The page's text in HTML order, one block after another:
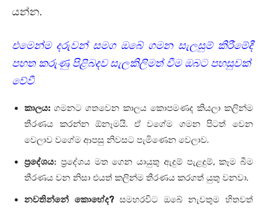
යන්න.
එමෙන්ම දරුවන් සමග ඔබේ ගමන සැලසුම් කිරීමේදී
පහත කරුණු පිළිබදව සැලකිලිමත් වීම ඔබට පහසුවක්
වේවී
කාලය: ගමනට ගතවෙන කාලය කොපමණද කියලා කලින්ම
තීරණය කරන්න ඕනෑමයි. ඒ වගේම ගමන පිටත් වෙන
වෙලාව වගේම ආපසු නිවසට පැමිණෙන වෙලාව.
ප්‍රදේශය: ප්‍රදේශය මත ගෙන යායුතු ඇදුම් පැළදුම්,කෑම බීම
තීරණය වන නිසා එයත් කලින්ම තීරණය කරගත් යුතු වනවා.
නවතින්නේ කොහේද?
සමහරවිට ඔබේ නැවතුම හිතවත්